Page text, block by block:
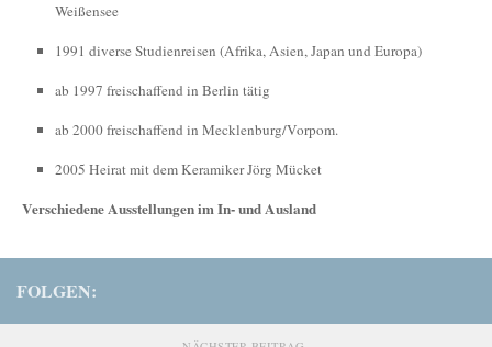
Weißensee
1991 diverse Studienreisen (Afrika, Asien, Japan und Europa)
ab 1997 freischaffend in Berlin tätig
ab 2000 freischaffend in Mecklenburg/Vorpom.
2005 Heirat mit dem Keramiker Jörg Mücket
Verschiedene Ausstellungen im In- und Ausland
FOLGEN: